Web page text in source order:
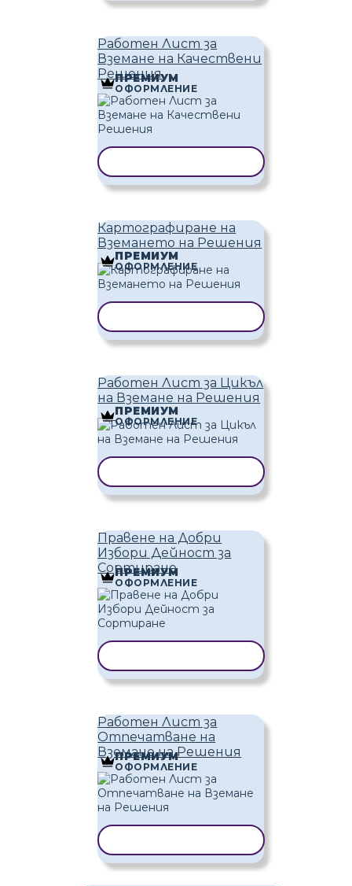
Работен Лист за
Вземане на Качествени
Решения
ПРЕМИУМ
ОФОРМЛЕНИЕ
Картографиране на
Вземането на Решения
ПРЕМИУМ
ОФОРМЛЕНИЕ
Работен Лист за Цикъл
на Вземане на Решения
ПРЕМИУМ
ОФОРМЛЕНИЕ
Правене на Добри
Избори Дейност за
Сортиране
ПРЕМИУМ
ОФОРМЛЕНИЕ
Работен Лист за
Отпечатване на
Вземане на Решения
ПРЕМИУМ
ОФОРМЛЕНИЕ